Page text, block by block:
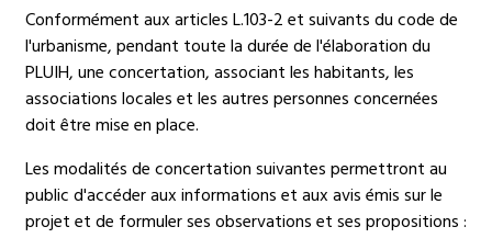
Conformément aux articles L.103-2 et suivants du code de
l'urbanisme, pendant toute la durée de l'élaboration du
PLUIH, une concertation, associant les habitants, les
associations locales et les autres personnes concernées
doit être mise en place.
Les modalités de concertation suivantes permettront au
public d'accéder aux informations et aux avis émis sur le
projet et de formuler ses observations et ses propositions :